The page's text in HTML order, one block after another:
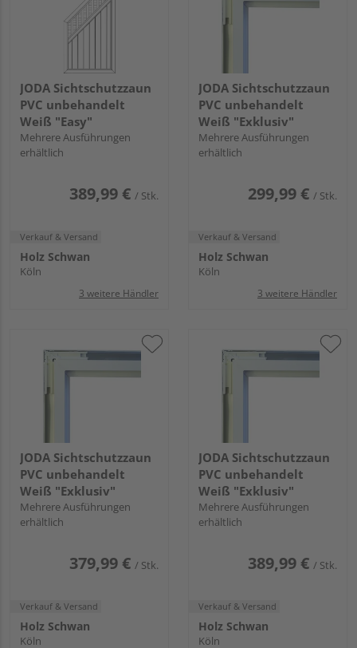
JODA Sichtschutzzaun
PVC unbehandelt
Weiß "Easy"
Mehrere Ausführungen
erhältlich
389,99 € / Stk.
Verkauf & Versand
Holz Schwan
Köln
3 weitere Händler
JODA Sichtschutzzaun
PVC unbehandelt
Weiß "Exklusiv"
Mehrere Ausführungen
erhältlich
299,99 € / Stk.
Verkauf & Versand
Holz Schwan
Köln
3 weitere Händler
JODA Sichtschutzzaun
PVC unbehandelt
Weiß "Exklusiv"
Mehrere Ausführungen
erhältlich
379,99 € / Stk.
Verkauf & Versand
Holz Schwan
Köln
JODA Sichtschutzzaun
PVC unbehandelt
Weiß "Exklusiv"
Mehrere Ausführungen
erhältlich
389,99 € / Stk.
Verkauf & Versand
Holz Schwan
Köln